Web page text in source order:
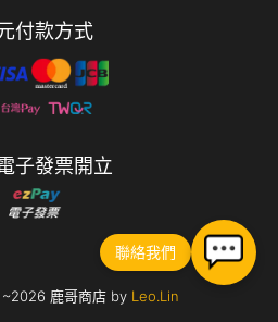
付款方式
子發票開立
鹿哥商店 by Leo.Lin
聯絡我們